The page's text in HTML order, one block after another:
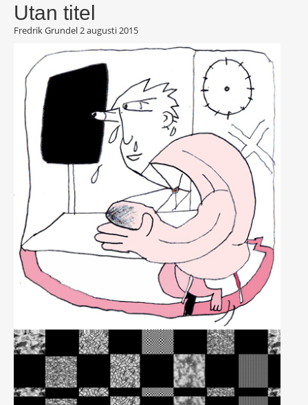
Utan titel
Fredrik Grundel2 augusti 2015